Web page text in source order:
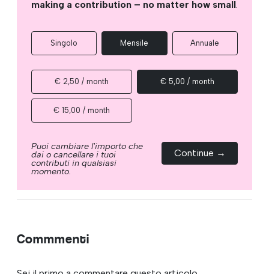
making a contribution – no matter how small.
Singolo Mensile Annuale
€ 2,50 / month € 5,00 / month
€ 15,00 / month
Puoi cambiare l'importo che
dai o cancellare i tuoi
contributi in qualsiasi
momento.
Continue →
Commmenti